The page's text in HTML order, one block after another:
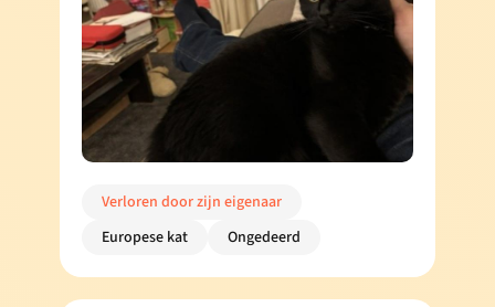
Verloren door zijn eigenaar
Europese kat
Ongedeerd